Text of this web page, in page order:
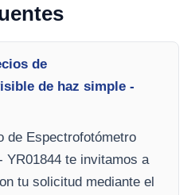
de
de haz simple -
de Espectrofotómetro
YR01844 te invitamos a
tu solicitud mediante el